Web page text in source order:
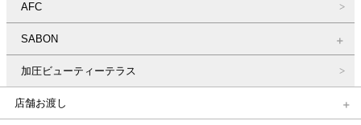
AFC
SABON
加圧ビューティーテラス
店舗お渡し